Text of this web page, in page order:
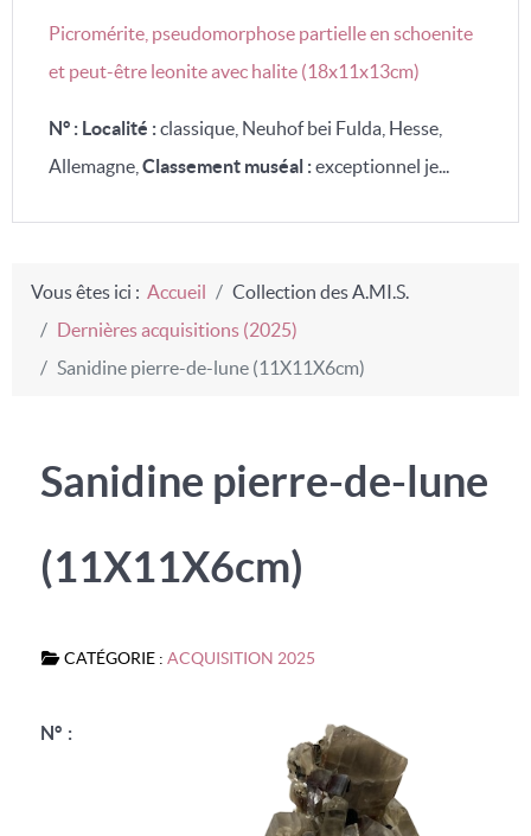
Picromérite, pseudomorphose partielle en schoenite
et peut-être leonite avec halite (18x11x13cm)
N° : Localité :classique, Neuhof bei Fulda, Hesse,
Allemagne,Classement muséal :exceptionnel je...
Vous êtes ici : Accueil
Collection des A.MI.S.
Dernières acquisitions (2025)
Sanidine pierre-de-lune (11X11X6cm)
Sanidine pierre-de-lune
(11X11X6cm)
CATÉGORIE : ACQUISITION 2025
N° :